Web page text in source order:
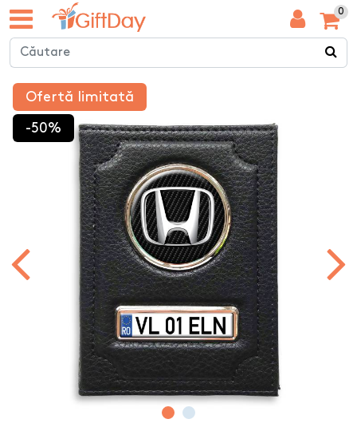
0
Ofertă limitată
-50%